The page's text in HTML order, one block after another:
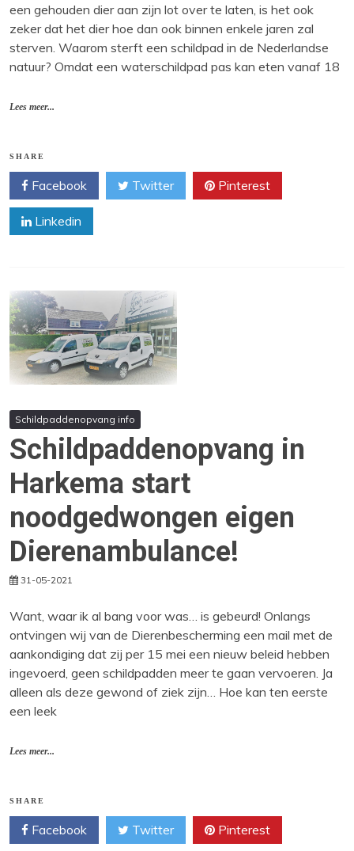
een gehouden dier aan zijn lot over te laten, is het ook
zeker dat het dier hoe dan ook binnen enkele jaren zal
sterven. Waarom sterft een schildpad in de Nederlandse
natuur? Omdat een waterschildpad pas kan eten vanaf 18
Lees meer...
SHARE
Facebook Twitter Pinterest
Linkedin
Schildpaddenopvang info
Schildpaddenopvang in
Harkema start
noodgedwongen eigen
Dierenambulance!
31-05-2021
Want, waar ik al bang voor was… is gebeurd! Onlangs
ontvingen wij van de Dierenbescherming een mail met de
aankondiging dat zij per 15 mei een nieuw beleid hebben
ingevoerd, geen schildpadden meer te gaan vervoeren. Ja
alleen als deze gewond of ziek zijn… Hoe kan ten eerste
een leek
Lees meer...
SHARE
Facebook Twitter Pinterest